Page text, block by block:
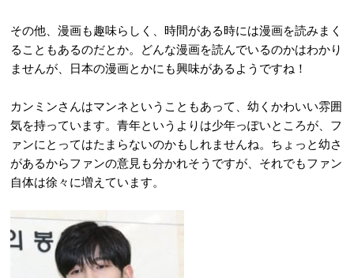
その他、漫画も趣味らしく、時間がある時には漫画を読みまく
ることもあるのだとか。どんな漫画を読んでいるのかはわかり
ませんが、日本の漫画とかにも興味があるようですね！
カンミンさんはマンネということもあって、幼くかわいい雰囲
気を持っています。青年というよりは少年っぽいところが、フ
ァンにとってはたまらないのかもしれませんね。ちょっと幼さ
があるからファンの意見も分かれそうですが、それでもファン
自体は徐々に増えています。